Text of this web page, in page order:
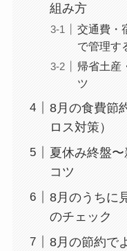
組み方
交通費・
で管理す
帰省土産
ツ
8月の食費節
ロス対策）
夏休み終盤
コツ
8月のうちに
のチェック
8月の節約で